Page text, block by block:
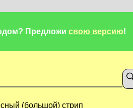
Предложи свою версию!
(большой) стрип